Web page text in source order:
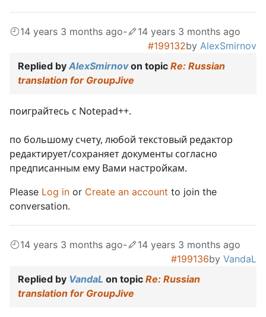
14 years 3 months ago-
14 years 3 months ago
#199132by AlexSmirnov
Replied by AlexSmirnovon topic Re: Russian
translation for GroupJive
поиграйтесь с Notepad++.
по большому счету, любой текстовый редактор
редактирует/сохраняет документы согласно
предписанным ему Вами настройкам.
Please Log in or Create an account to join the
conversation.
14 years 3 months ago-
14 years 3 months ago
#199136by VandaL
Replied by VandaL on topic Re: Russian
translation for GroupJive